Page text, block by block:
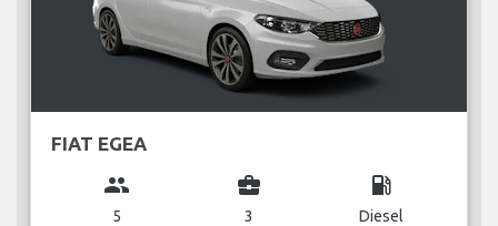
FIAT EGEA
group
5
business_center
3
local_gas_station
Diesel